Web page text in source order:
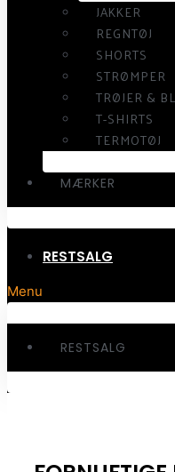
JAKKER
REGNTØJ
SHORTS
STRØMPER
TRØJER &
T-SHIRTS
TERMOTØJ
MÆRKER
RESTSALG
Menu
RESTSALG